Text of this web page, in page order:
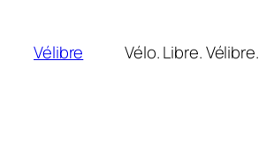
contenu
Vélibre Vélo. Libre. Vélibre.